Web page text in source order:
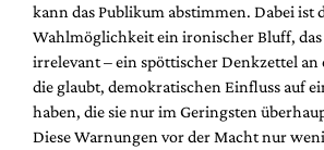
kann das Publikum abstimmen. Dabei ist
Wahlmöglichkeit ein ironischer Bluff,
irrelevant – ein spöttischer Denkzettel an
die glaubt, demokratischen Einfluss auf
haben, die sie nur im Geringsten
Diese Warnungen vor der Macht nur